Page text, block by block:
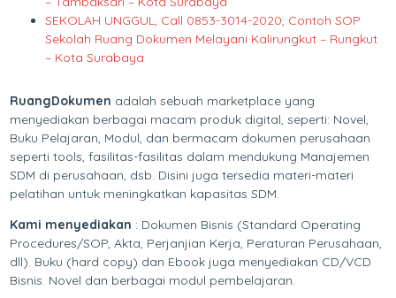
SEKOLAH UNGGUL, Call 0853-3014-2020, Contoh SOP
Sekolah Ruang Dokumen Melayani Kalirungkut – Rungkut
– Kota Surabaya
RuangDokumen adalah sebuah marketplace yang
menyediakan berbagai macam produk digital, seperti: Novel,
Buku Pelajaran, Modul, dan bermacam dokumen perusahaan
seperti tools, fasilitas-fasilitas dalam mendukung Manajemen
SDM di perusahaan, dsb. Disini juga tersedia materi-materi
pelatihan untuk meningkatkan kapasitas SDM.
Kami menyediakan : Dokumen Bisnis (Standard Operating
Procedures/SOP, Akta, Perjanjian Kerja, Peraturan Perusahaan,
dll). Buku (hard copy) dan Ebook juga menyediakan CD/VCD
Bisnis. Novel dan berbagai modul pembelajaran.